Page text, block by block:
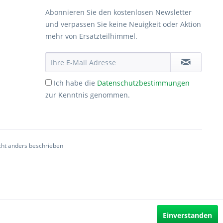
Abonnieren Sie den kostenlosen Newsletter
und verpassen Sie keine Neuigkeit oder Aktion
mehr von Ersatzteilhimmel.
Ich habe die Datenschutzbestimmungen
zur Kenntnis genommen.
anders beschrieben
Einverstanden